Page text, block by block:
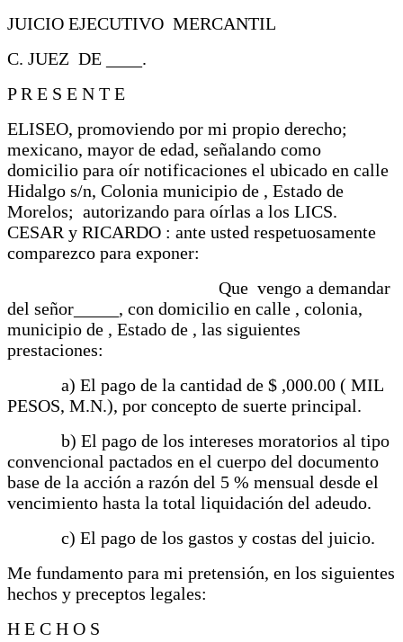
JUICIO EJECUTIVO MERCANTIL
C. JUEZ DE ____.
P R E S E N T E
ELISEO, promoviendo por mi propio derecho;
mexicano, mayor de edad, señalando como
domicilio para oír notificaciones el ubicado en calle
Hidalgo s/n, Colonia municipio de , Estado de
Morelos; autorizando para oírlas a los LICS.
CESAR y RICARDO : ante usted respetuosamente
comparezco para exponer:
Que vengo a demandar
del señor_____, con domicilio en calle , colonia,
municipio de , Estado de , las siguientes
prestaciones:
a) El pago de la cantidad de $ ,000.00 ( MIL
PESOS, M.N.), por concepto de suerte principal.
b) El pago de los intereses moratorios al tipo
convencional pactados en el cuerpo del documento
base de la acción a razón del 5 % mensual desde el
vencimiento hasta la total liquidación del adeudo.
c) El pago de los gastos y costas del juicio.
Me fundamento para mi pretensión, en los siguientes
hechos y preceptos legales:
H E C H O S